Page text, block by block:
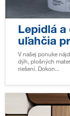
Lepidlá
uľahčia
V našej ponuke
dýh, plošných
riešení. Dokon...